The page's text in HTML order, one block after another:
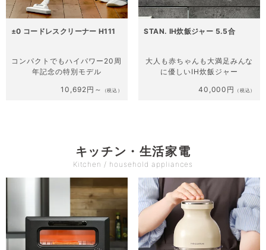
±0 コードレスクリーナー H111
コンパクトでもハイパワー 20周
年記念の特別モデル
10,692円～
（税込）
STAN. IH炊飯ジャー 5.5合
大人も赤ちゃんも大満足 みんな
に優しいIH炊飯ジャー
40,000円
（税込）
キッチン・生活家電
Kitchen / household appliances